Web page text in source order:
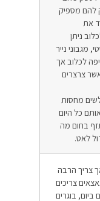
יספק להם מספיק
את
ניתן
מגבוני נייר
לכלוב אך
צרצרים
מחסות
כל היום
בחום מה
לאט.
צריך הרבה
צריכים
בוגרים